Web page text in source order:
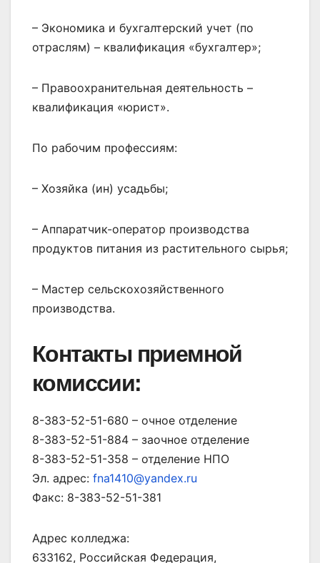
– Экономика и бухгалтерский учет (по
отраслям) – квалификация «бухгалтер»;
– Правоохранительная деятельность –
квалификация «юрист».
По рабочим профессиям:
– Хозяйка (ин) усадьбы;
– Аппаратчик-оператор производства
продуктов питания из растительного сырья;
– Мастер сельскохозяйственного
производства.
Контакты приемной
комиссии:
8-383-52-51-680 – очное отделение
8-383-52-51-884 – заочное отделение
8-383-52-51-358 – отделение НПО
Эл. адрес: fna1410@yandex.ru
Факс: 8-383-52-51-381
Адрес колледжа:
633162, Российская Федерация,